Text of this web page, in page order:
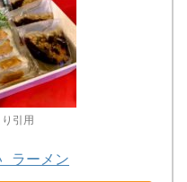
引用
ラーメン